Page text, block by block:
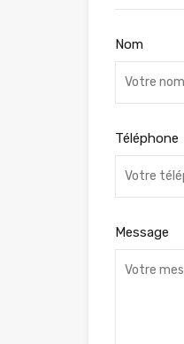
Nom
Téléphone
Message